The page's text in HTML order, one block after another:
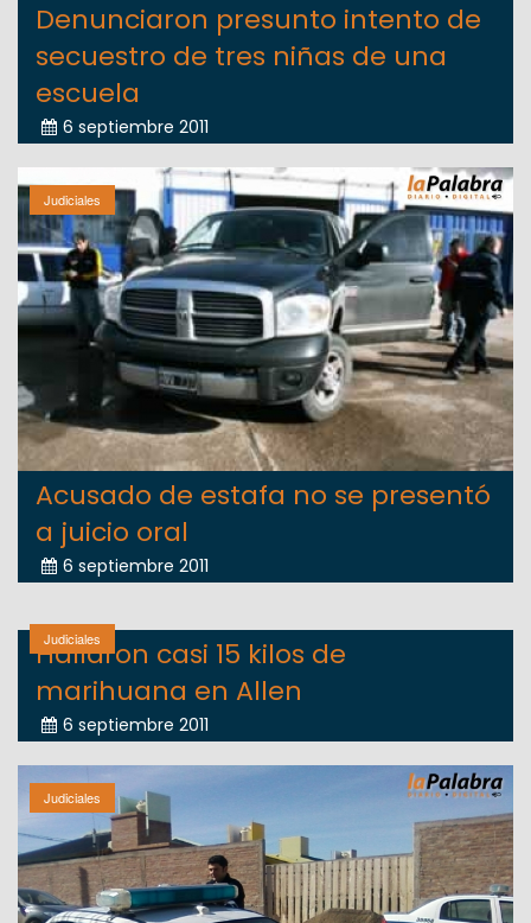
Denunciaron presunto intento de
secuestro de tres niñas de una
escuela
6 septiembre 2011
Judiciales
Acusado de estafa no se presentó
a juicio oral
6 septiembre 2011
Judiciales
Hallaron casi 15 kilos de
marihuana en Allen
6 septiembre 2011
Judiciales